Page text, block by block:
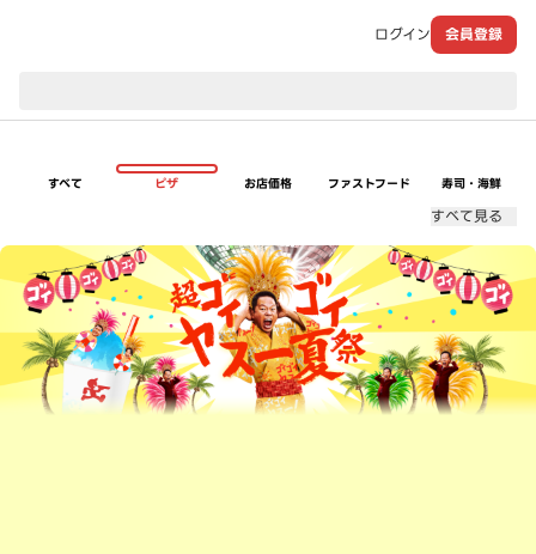
ログイン 会員登録
すべて ピザ お店価格 ファストフード 寿司・海鮮
すべて見る
超ゴイゴイヤスー夏祭